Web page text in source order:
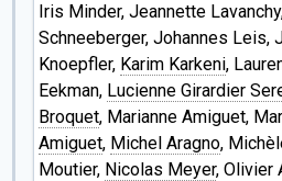
Iris Minder, Jeannette
Schneeberger, Johannes Leis,
Knoepfler, Karim Karkeni,
Eekman, Lucienne Girardier
Broquet, Marianne Amiguet,
Amiguet, Michel Aragno,
Moutier, Nicolas Meyer, Olivier